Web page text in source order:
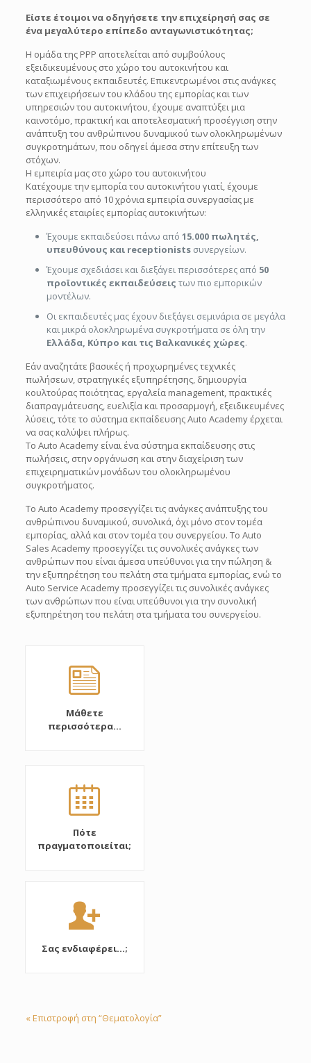
Είστε έτοιμοι να οδηγήσετε την επιχείρησή σας σε
ένα μεγαλύτερο επίπεδο ανταγωνιστικότητας;
Η ομάδα της ΡΡΡ αποτελείται από συμβούλους
εξειδικευμένους στο χώρο του αυτοκινήτου και
καταξιωμένους εκπαιδευτές. Επικεντρωμένοι στις ανάγκες
των επιχειρήσεων του κλάδου της εμπορίας και των
υπηρεσιών του αυτοκινήτου, έχουμε αναπτύξει μια
καινοτόμο, πρακτική και αποτελεσματική προσέγγιση στην
ανάπτυξη του ανθρώπινου δυναμικού των ολοκληρωμένων
συγκροτημάτων, που οδηγεί άμεσα στην επίτευξη των
στόχων.
Η εμπειρία μας στο χώρο του αυτοκινήτου
Κατέχουμε την εμπορία του αυτοκινήτου γιατί, έχουμε
περισσότερο από 10 χρόνια εμπειρία συνεργασίας με
ελληνικές εταιρίες εμπορίας αυτοκινήτων:
Έχουμε εκπαιδεύσει πάνω από 15.000 πωλητές,
υπευθύνους και receptionistsσυνεργείων.
Έχουμε σχεδιάσει και διεξάγει περισσότερες από 50
προϊοντικές εκπαιδεύσεις των πιο εμπορικών
μοντέλων.
Οι εκπαιδευτές μας έχουν διεξάγει σεμινάρια σε μεγάλα
και μικρά ολοκληρωμένα συγκροτήματα σε όλη την
Ελλάδα, Κύπρο και τις Βαλκανικές χώρες.
Εάν αναζητάτε βασικές ή προχωρημένες τεχνικές
πωλήσεων, στρατηγικές εξυπηρέτησης, δημιουργία
κουλτούρας ποιότητας, εργαλεία management, πρακτικές
διαπραγμάτευσης, ευελιξία και προσαρμογή, εξειδικευμένες
λύσεις, τότε το σύστημα εκπαίδευσης Auto Academy έρχεται
να σας καλύψει πλήρως.
To Auto Academy είναι ένα σύστημα εκπαίδευσης στις
πωλήσεις, στην οργάνωση και στην διαχείριση των
επιχειρηματικών μονάδων του ολοκληρωμένου
συγκροτήματος.
To Auto Academy προσεγγίζει τις ανάγκες ανάπτυξης του
ανθρώπινου δυναμικού, συνολικά, όχι μόνο στον τομέα
εμπορίας, αλλά και στον τομέα του συνεργείου. Το Auto
Sales Academy προσεγγίζει τις συνολικές ανάγκες των
ανθρώπων που είναι άμεσα υπεύθυνοι για την πώληση &
την εξυπηρέτηση του πελάτη στα τμήματα εμπορίας, ενώ το
Auto Service Academy προσεγγίζει τις συνολικές ανάγκες
των ανθρώπων που είναι υπεύθυνοι για την συνολική
εξυπηρέτηση του πελάτη στα τμήματα του συνεργείου.
Μάθετε
περισσότερα...
Πότε
πραγματοποιείται;
Σας ενδιαφέρει...;
« Επιστροφή στη “Θεματολογία”